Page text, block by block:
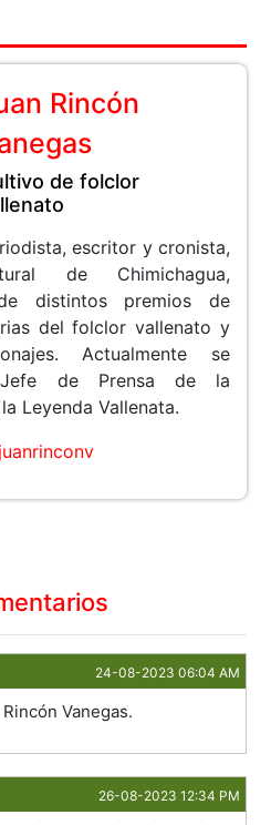
Rincón
de folclor
escritor y cronista,
de Chimichagua,
distintos premios de
del folclor vallenato y
Actualmente se
Jefe de Prensa de la
Leyenda Vallenata.
24-08-2023 06:04 AM
Vanegas.
26-08-2023 12:34 PM